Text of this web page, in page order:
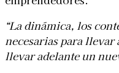
“La dinámica, los
necesarias para
llevar adelante un